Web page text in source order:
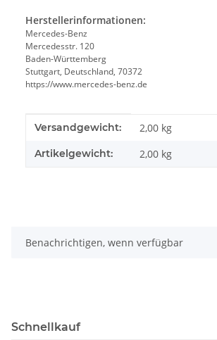
Herstellerinformationen:
Mercedes-Benz
Mercedesstr. 120
Baden-Württemberg
Stuttgart, Deutschland, 70372
https://www.mercedes-benz.de
Produkteigenschaft
Wert
Versandgewicht: 2,00 kg
Artikelgewicht: 2,00 kg
Benachrichtigen, wenn verfügbar
Schnellkauf